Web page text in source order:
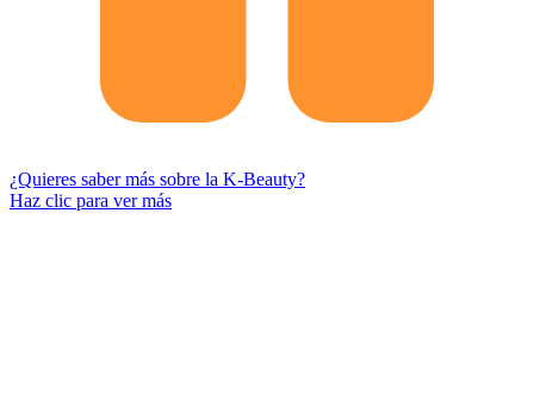
¿Quieres saber más sobre la K-Beauty?
Haz clic para ver más